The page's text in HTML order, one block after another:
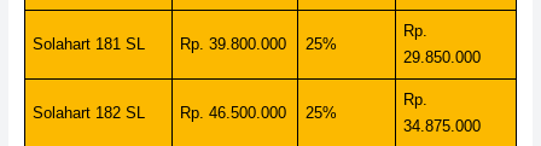
Solahart 181 SL Rp. 39.800.000 25%
Rp.
29.850.000
Solahart 182 SL Rp. 46.500.000 25%
Rp.
34.875.000